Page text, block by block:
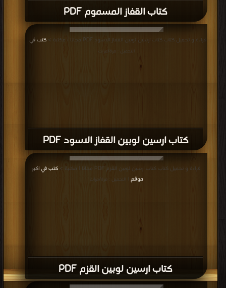
كتاب القفاز المسموم PDF
كتاب ارسين لوبين القفاز الاسود PDF
قراءة و تحميل كتاب كتاب ارسين لوبين القفاز الاسود PDF مجانا | مكتبة > كتب في
التحميل : مرة/مرات
كتاب ارسين لوبين القزم PDF
قراءة و تحميل كتاب كتاب ارسين لوبين القزم PDF مجانا | مكتبة >
كتب في اكبر
موقع
| التحميل : مرة/مرات